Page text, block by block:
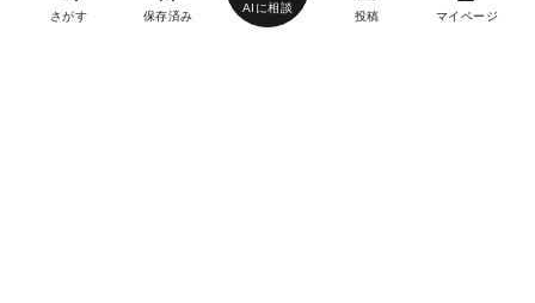
さがす 保存済み
AIに相談
投稿 マイページ